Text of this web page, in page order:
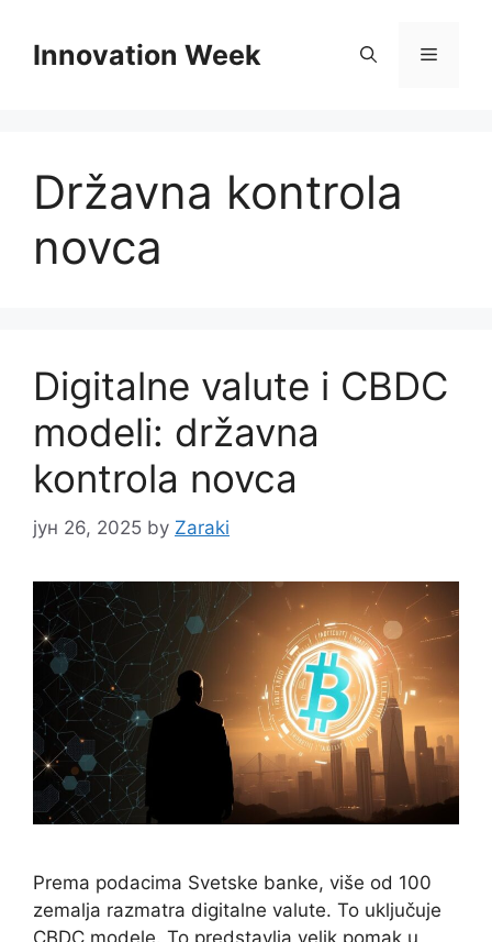
contentInnovation Week Menu
Državna kontrola
novca
Digitalne valute i CBDC
modeli: državna
kontrola novca
јун 26, 2025 by Zaraki
Prema podacima Svetske banke, više od 100
zemalja razmatra digitalne valute. To uključuje